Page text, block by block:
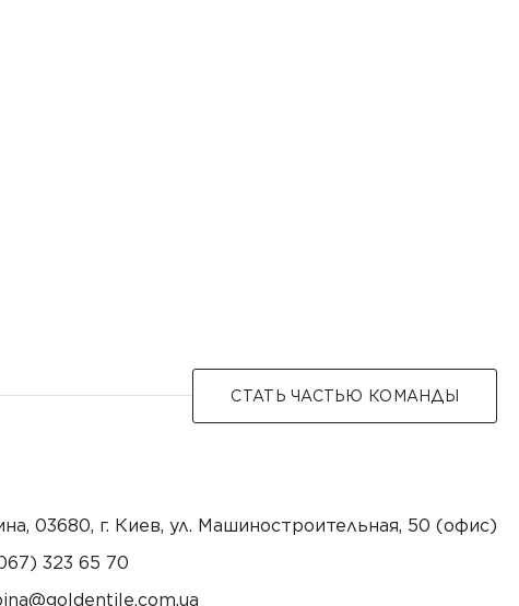
СТАТЬ ЧАСТЬЮ КОМАНДЫ
03680, г. Киев, ул. Машиностроительная, 50 (офис)
323 65 70